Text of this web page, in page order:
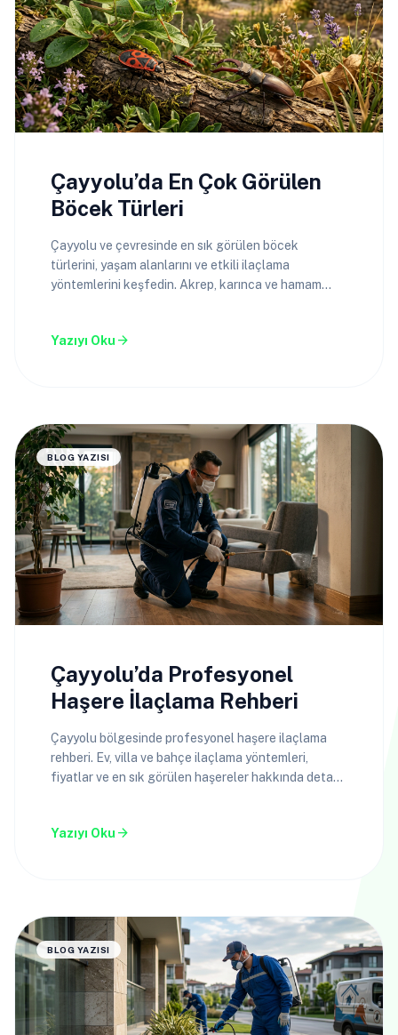
Çayyolu’da En Çok Görülen
Böcek Türleri
Çayyolu ve çevresinde en sık görülen böcek
türlerini, yaşam alanlarını ve etkili ilaçlama
yöntemlerini keşfedin. Akrep, karınca ve hamam
Yazıyı Oku arrow_forward
BLOG YAZISI
Çayyolu’da Profesyonel
Haşere İlaçlama Rehberi
Çayyolu bölgesinde profesyonel haşere ilaçlama
rehberi. Ev, villa ve bahçe ilaçlama yöntemleri,
fiyatlar ve en sık görülen haşereler hakkında detaylı
Yazıyı Oku arrow_forward
BLOG YAZISI